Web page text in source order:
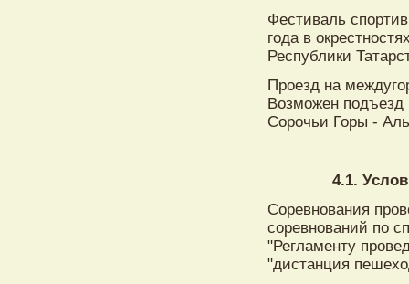
Фестиваль
года в
Республики
Проезд на
Возможен подъезд
Сорочьи Горы -
4.1.
Соревнования
соревнований по
"Регламенту
"дистанция